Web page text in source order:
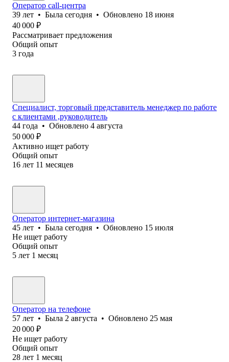
Оператор call-центра
39 лет • Была сегодня • Обновлено 18 июня
40 000 ₽
Рассматривает предложения
Общий опыт
3 года
Специалист, торговый представитель менеджер по работе
с клиентами ,руководитель
44 года • Обновлено 4 августа
50 000 ₽
Активно ищет работу
Общий опыт
16 лет 11 месяцев
Оператор интернет-магазина
45 лет • Была сегодня • Обновлено 15 июля
Не ищет работу
Общий опыт
5 лет 1 месяц
Оператор на телефоне
57 лет • Была 2 августа • Обновлено 25 мая
20 000 ₽
Не ищет работу
Общий опыт
28 лет 1 месяц